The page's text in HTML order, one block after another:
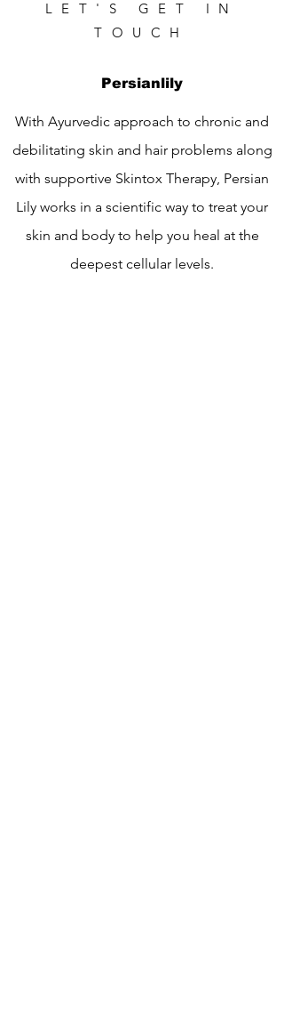
LET'S GET IN
TOUCH
Persianlily
With Ayurvedic approach to chronic and
debilitating skin and hair problems along
with supportive Skintox Therapy, Persian
Lily works in a scientific way to treat your
skin and body to help you heal at the
deepest cellular levels.